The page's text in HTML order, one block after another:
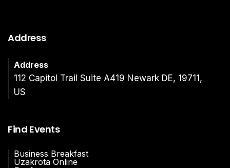
Address
Address
112 Capitol Trail Suite A419 Newark DE, 19711,
US
Find Events
Business Breakfast
Uzakrota Online